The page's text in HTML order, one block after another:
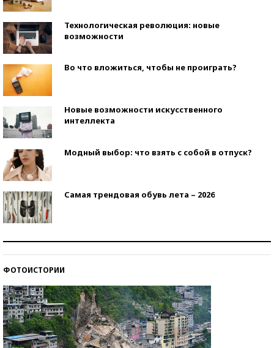
Технологическая революция: новые
возможности
Во что вложиться, чтобы не проиграть?
Новые возможности искусственного
интеллекта
Модный выбор: что взять с собой в отпуск?
Самая трендовая обувь лета – 2026
ФОТОИСТОРИИ